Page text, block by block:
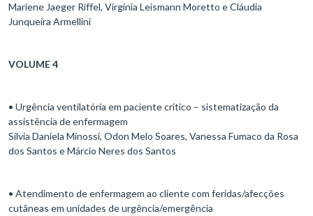
Mariene Jaeger Riffel, Virginia Leismann Moretto e Cláudia
Junqueira Armellini
VOLUME 4
• Urgência ventilatória em paciente crítico – sistematização da
assistência de enfermagem
Silvia Daniela Minossi, Odon Melo Soares, Vanessa Fumaco da Rosa
dos Santos e Márcio Neres dos Santos
• Atendimento de enfermagem ao cliente com feridas/afecções
cutâneas em unidades de urgência/emergência